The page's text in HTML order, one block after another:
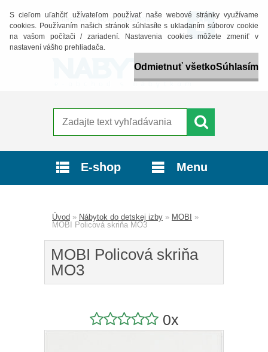
S cieľom uľahčiť užívateľom používať naše webové stránky využívame
cookies. Používaním našich stránok súhlasíte s ukladaním súborov cookie
na vašom počítači / zariadení. Nastavenia cookies môžete zmeniť v
nastavení vášho prehliadača.
Odmietnuť všetkoSúhlasím
Prihlásenie Nová registrácia
E-shop Menu
Úvod » Nábytok do detskej izby » MOBI »
MOBI Policová skriňa MO3
MOBI Policová skriňa
MO3
0x